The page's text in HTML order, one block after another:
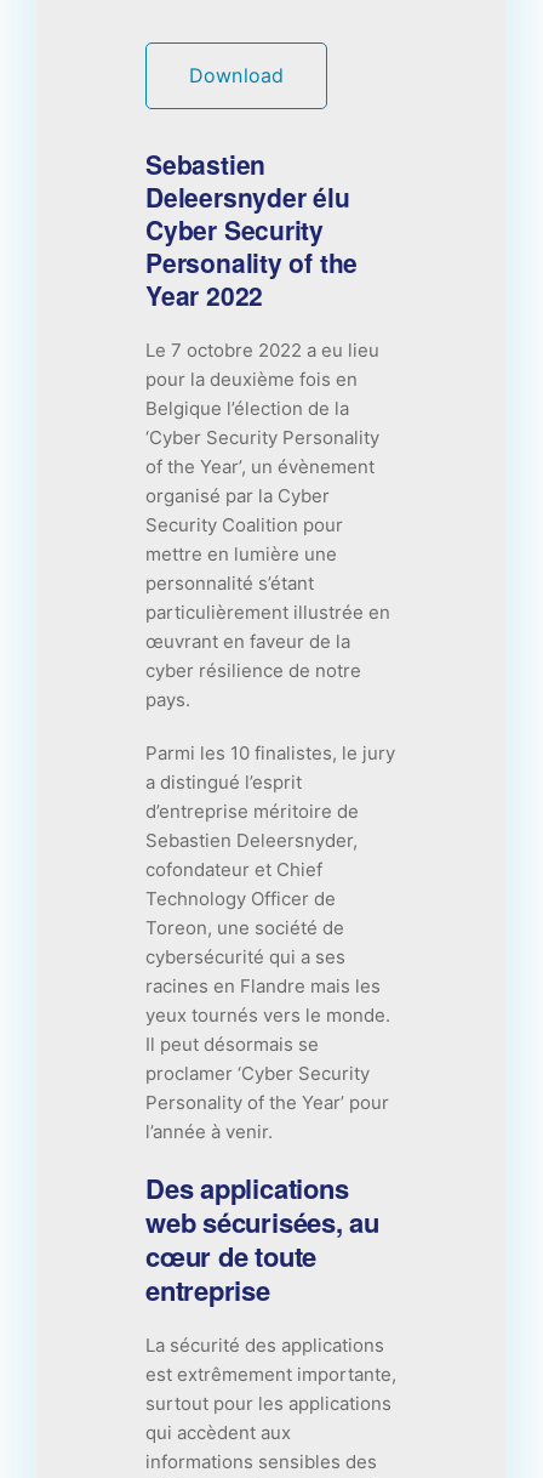
Download
Sebastien
Deleersnyder élu
Cyber Security
Personality of the
Year 2022
Le 7 octobre 2022 a eu lieu
pour la deuxième fois en
Belgique l’élection de la
‘Cyber Security Personality
of the Year’, un évènement
organisé par la Cyber
Security Coalition pour
mettre en lumière une
personnalité s’étant
particulièrement illustrée en
œuvrant en faveur de la
cyber résilience de notre
pays.
Parmi les 10 finalistes, le jury
a distingué l’esprit
d’entreprise méritoire de
Sebastien Deleersnyder,
cofondateur et Chief
Technology Officer de
Toreon, une société de
cybersécurité qui a ses
racines en Flandre mais les
yeux tournés vers le monde.
Il peut désormais se
proclamer ‘Cyber Security
Personality of the Year’ pour
l’année à venir.
Des applications
web sécurisées, au
cœur de toute
entreprise
La sécurité des applications
est extrêmement importante,
surtout pour les applications
qui accèdent aux
informations sensibles des